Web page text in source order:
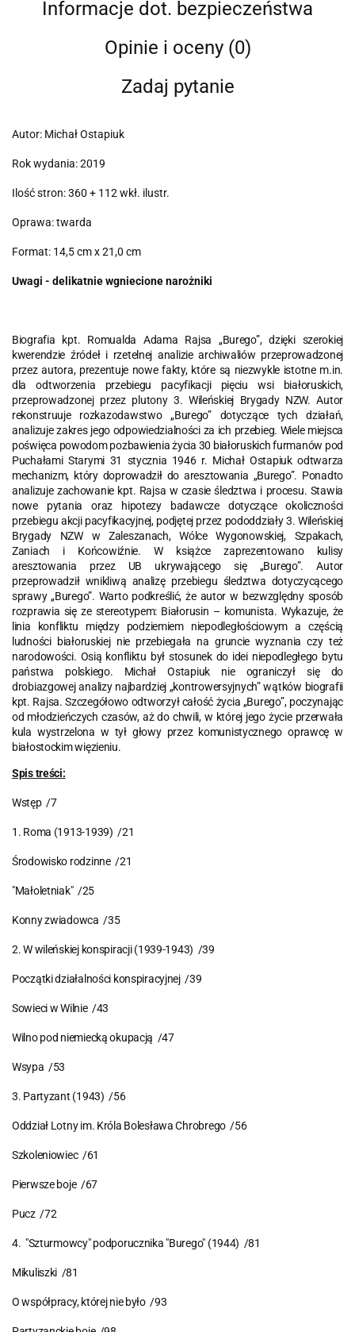
Informacje dot. bezpieczeństwa
Opinie i oceny (0)
Zadaj pytanie
Autor: Michał Ostapiuk
Rok wydania: 2019
Ilość stron: 360 + 112 wkł. ilustr.
Oprawa: twarda
Format: 14,5 cm x 21,0 cm
Uwagi - delikatnie wgniecione narożniki
Biografia kpt. Romualda Adama Rajsa „Burego”, dzięki szerokiej
kwerendzie źródeł i rzetelnej analizie archiwaliów przeprowadzonej
przez autora, prezentuje nowe fakty, które są niezwykle istotne m.in.
dla odtworzenia przebiegu pacyfikacji pięciu wsi białoruskich,
przeprowadzonej przez plutony 3. Wileńskiej Brygady NZW. Autor
rekonstruuje rozkazodawstwo „Burego” dotyczące tych działań,
analizuje zakres jego odpowiedzialności za ich przebieg. Wiele miejsca
poświęca powodom pozbawienia życia 30 białoruskich furmanów pod
Puchałami Starymi 31 stycznia 1946 r. Michał Ostapiuk odtwarza
mechanizm, który doprowadził do aresztowania „Burego”. Ponadto
analizuje zachowanie kpt. Rajsa w czasie śledztwa i procesu. Stawia
nowe pytania oraz hipotezy badawcze dotyczące okoliczności
przebiegu akcji pacyfikacyjnej, podjętej przez pododdziały 3. Wileńskiej
Brygady NZW w Zaleszanach, Wólce Wygonowskiej, Szpakach,
Zaniach i Końcowiźnie. W książce zaprezentowano kulisy
aresztowania przez UB ukrywającego się „Burego”. Autor
przeprowadził wnikliwą analizę przebiegu śledztwa dotyczycącego
sprawy „Burego”. Warto podkreślić, że autor w bezwzględny sposób
rozprawia się ze stereotypem: Białorusin – komunista. Wykazuje, że
linia konfliktu między podziemiem niepodległościowym a częścią
ludności białoruskiej nie przebiegała na gruncie wyznania czy też
narodowości. Osią konfliktu był stosunek do idei niepodległego bytu
państwa polskiego. Michał Ostapiuk nie ograniczył się do
drobiazgowej analizy najbardziej „kontrowersyjnych” wątków biografii
kpt. Rajsa. Szczegółowo odtworzył całość życia „Burego”, poczynając
od młodzieńczych czasów, aż do chwili, w której jego życie przerwała
kula wystrzelona w tył głowy przez komunistycznego oprawcę w
białostockim więzieniu.
Spis treści:
Wstęp /7
1. Roma (1913-1939) /21
Środowisko rodzinne /21
"Małoletniak" /25
Konny zwiadowca /35
2. W wileńskiej konspiracji (1939-1943) /39
Początki działalności konspiracyjnej /39
Sowieci w Wilnie /43
Wilno pod niemiecką okupacją /47
Wsypa /53
3. Partyzant (1943) /56
Oddział Lotny im. Króla Bolesława Chrobrego /56
Szkoleniowiec /61
Pierwsze boje /67
Pucz /72
4. "Szturmowcy" podporucznika "Burego" (1944) /81
Mikuliszki /81
O współpracy, której nie było /93